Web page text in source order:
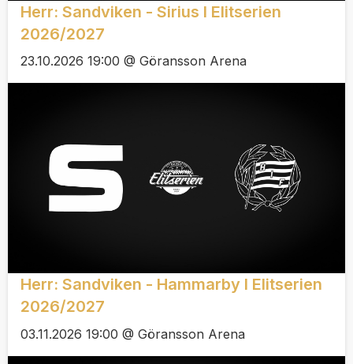
Herr: Sandviken - Sirius I Elitserien
2026/2027
23.10.2026 19:00 @ Göransson Arena
Herr: Sandviken - Hammarby I Elitserien
2026/2027
03.11.2026 19:00 @ Göransson Arena